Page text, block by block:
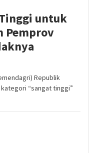
untuk
Pemprov
Republik
“sangat tinggi”